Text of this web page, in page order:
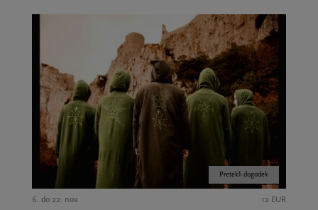
Pretekli dogodek
6. do 22. nov. 12 EUR